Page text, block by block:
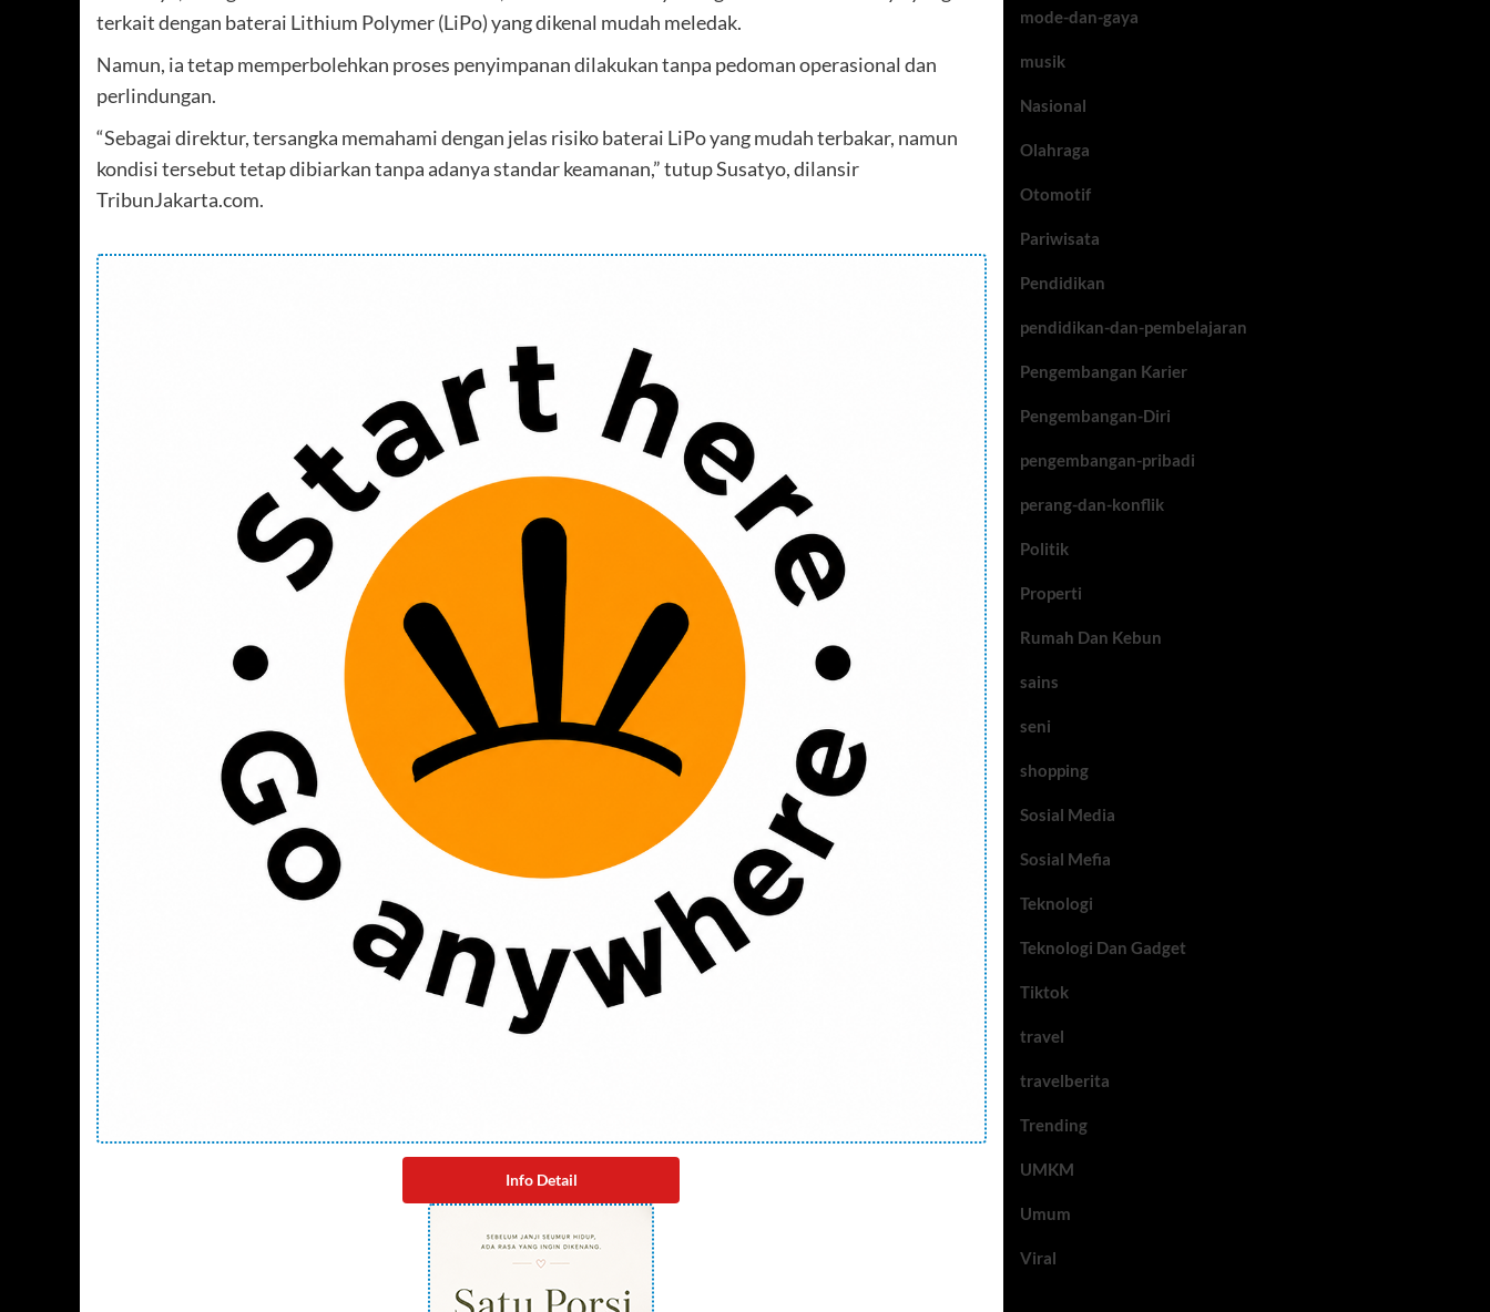
terkait dengan baterai Lithium Polymer (LiPo) yang dikenal mudah meledak.
Namun, ia tetap memperbolehkan proses penyimpanan dilakukan tanpa pedoman operasional dan
perlindungan.
“Sebagai direktur, tersangka memahami dengan jelas risiko baterai LiPo yang mudah terbakar, namun
kondisi tersebut tetap dibiarkan tanpa adanya standar keamanan,” tutup Susatyo, dilansir
TribunJakarta.com.
Info Detail
mode-dan-gaya
musik
Nasional
Olahraga
Otomotif
Pariwisata
Pendidikan
pendidikan-dan-pembelajaran
Pengembangan Karier
Pengembangan-Diri
pengembangan-pribadi
perang-dan-konflik
Politik
Properti
Rumah Dan Kebun
sains
seni
shopping
Sosial Media
Sosial Mefia
Teknologi
Teknologi Dan Gadget
Tiktok
travel
travelberita
Trending
UMKM
Umum
Viral